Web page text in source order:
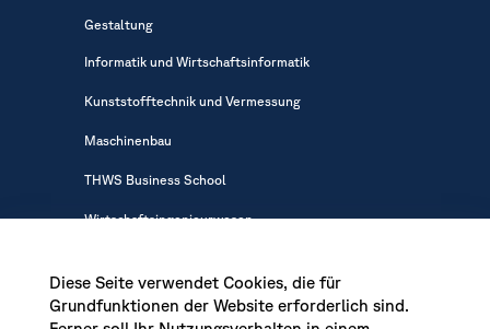
Diese Seite verwendet Cookies, die für
Grundfunktionen der Website erforderlich sind.
Gestaltung
Informatik und Wirtschaftsinformatik
Kunststofftechnik und Vermessung
Maschinenbau
THWS Business School
Wirtschaftsingenieurwesen